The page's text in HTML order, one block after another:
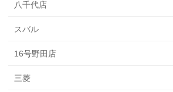
八千代店
スバル
16号野田店
三菱